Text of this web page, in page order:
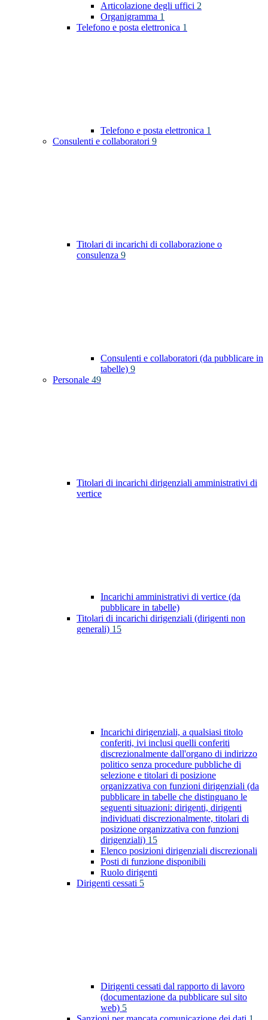
Articolazione degli uffici 2
Organigramma 1
Telefono e posta elettronica 1
Telefono e posta elettronica 1
Consulenti e collaboratori 9
Titolari di incarichi di collaborazione o
consulenza 9
Consulenti e collaboratori (da pubblicare in
tabelle) 9
Personale 49
Titolari di incarichi dirigenziali amministrativi di
vertice
Incarichi amministrativi di vertice (da
pubblicare in tabelle)
Titolari di incarichi dirigenziali (dirigenti non
generali) 15
Incarichi dirigenziali, a qualsiasi titolo
conferiti, ivi inclusi quelli conferiti
discrezionalmente dall'organo di indirizzo
politico senza procedure pubbliche di
selezione e titolari di posizione
organizzativa con funzioni dirigenziali (da
pubblicare in tabelle che distinguano le
seguenti situazioni: dirigenti, dirigenti
individuati discrezionalmente, titolari di
posizione organizzativa con funzioni
dirigenziali) 15
Elenco posizioni dirigenziali discrezionali
Posti di funzione disponibili
Ruolo dirigenti
Dirigenti cessati 5
Dirigenti cessati dal rapporto di lavoro
(documentazione da pubblicare sul sito
web) 5